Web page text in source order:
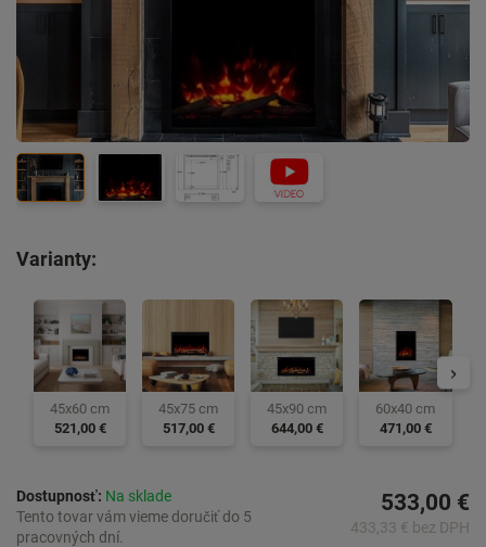
Varianty:
45x60 cm
521,00 €
45x75 cm
517,00 €
45x90 cm
644,00 €
60x40 cm
471,00 €
Dostupnosť: Na sklade
Tento tovar vám vieme doručiť do 5
pracovných dní.
533,00 €
433,33 € bez DPH